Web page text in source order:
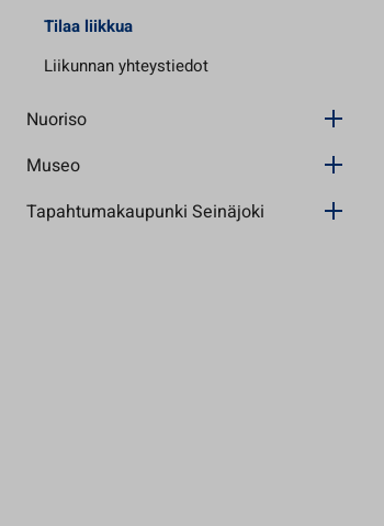
Tilaa liikkua
Liikunnan yhteystiedot
Nuoriso
Museo
Tapahtumakaupunki Seinäjoki